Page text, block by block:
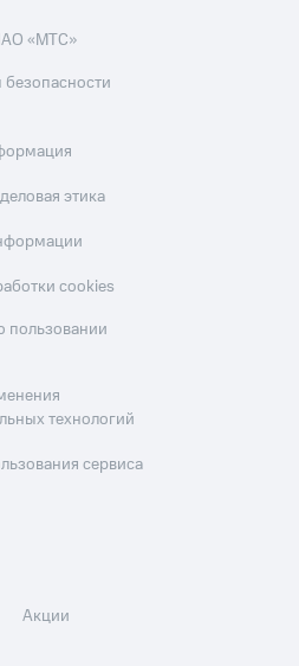
«МТС»
этика
cookies
пользовании
технологий
сервиса
Акции